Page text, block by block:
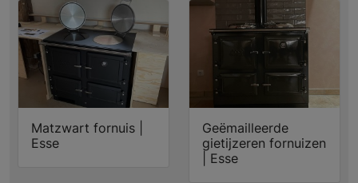
Matzwart fornuis |
Esse
Geëmailleerde
gietijzeren fornuizen
| Esse